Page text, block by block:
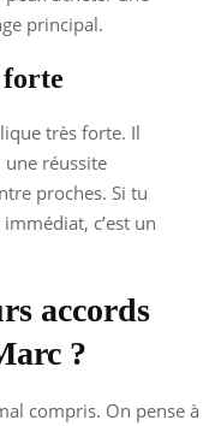
principal.
très forte. Il
réussite
proches. Si tu
c’est un
accords
?
compris. On pense à